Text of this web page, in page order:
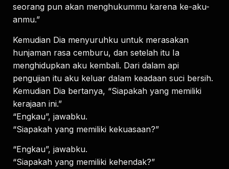
seorang pun akan menghukummu karena ke-aku-
anmu.”
Kemudian Dia menyuruhku untuk merasakan
hunjaman rasa cemburu, dan setelah itu Ia
menghidupkan aku kembali. Dari dalam api
pengujian itu aku keluar dalam keadaan suci bersih.
Kemudian Dia bertanya, “Siapakah yang memiliki
kerajaan ini.”
“Engkau”, jawabku.
“Siapakah yang memiliki kekuasaan?”
“Engkau”, jawabku.
“Siapakah yang memiliki kehendak?”